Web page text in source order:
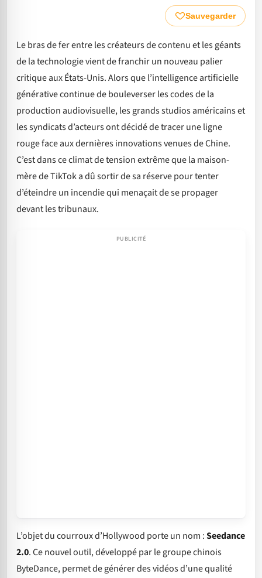
Sauvegarder
Le bras de fer entre les créateurs de contenu et les géants
de la technologie vient de franchir un nouveau palier
critique aux États-Unis. Alors que l’intelligence artificielle
générative continue de bouleverser les codes de la
production audiovisuelle, les grands studios américains et
les syndicats d’acteurs ont décidé de tracer une ligne
rouge face aux dernières innovations venues de Chine.
C’est dans ce climat de tension extrême que la maison-
mère de TikTok a dû sortir de sa réserve pour tenter
d’éteindre un incendie qui menaçait de se propager
devant les tribunaux.
L’objet du courroux d’Hollywood porte un nom :Seedance
2.0. Ce nouvel outil, développé par le groupe chinois
ByteDance, permet de générer des vidéos d’une qualité